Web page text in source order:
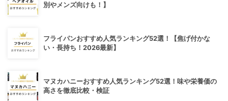
別やメンズ向けも！】
フライパンおすすめ人気ランキング52選！【焦げ付かな
い・長持ち！2026最新】
マヌカハニーおすすめ人気ランキング52選！味や栄養価の
高さを徹底比較・検証